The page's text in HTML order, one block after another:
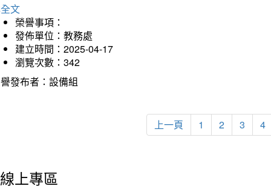
文
榮譽事項：
發佈單位：教務處
建立時間：2025-04-17
瀏覽次數：342
發布者：設備組
上一頁 1 2 3 4
線上專區